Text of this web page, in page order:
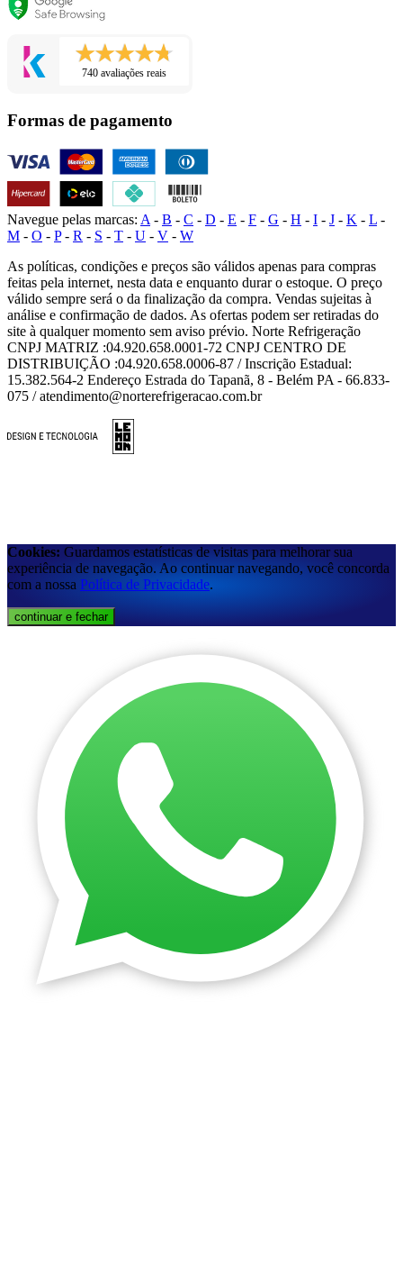
740 avaliações reais
Formas de pagamento
Navegue pelas marcas: A - B - C - D - E - F - G - H - I - J - K - L -
M - O - P- R - S - T - U - V - W
As políticas, condições e preços são válidos apenas para compras
feitas pela internet, nesta data e enquanto durar o estoque. O preço
válido sempre será o da finalização da compra. Vendas sujeitas à
análise e confirmação de dados. As ofertas podem ser retiradas do
site à qualquer momento sem aviso prévio. Norte Refrigeração
CNPJ MATRIZ :04.920.658.0001-72 CNPJ CENTRO DE
DISTRIBUIÇÃO :04.920.658.0006-87 / Inscrição Estadual:
15.382.564-2 Endereço Estrada do Tapanã, 8 - Belém PA - 66.833-
075 / atendimento@norterefrigeracao.com.br
Cookies: Guardamos estatísticas de visitas para melhorar sua
experiência de navegação. Ao continuar navegando, você concorda
com a nossa Política de Privacidade.
continuar e fechar